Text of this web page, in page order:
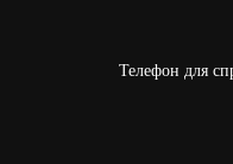
Телефон для